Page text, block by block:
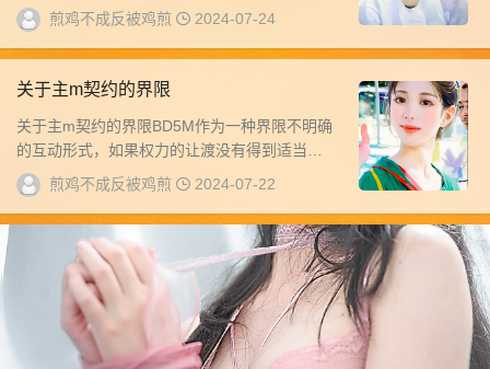
清楚地表达我个人的一些观点，不过一直没有
找...
煎鸡不成反被鸡煎 2024-07-24
关于主m契约的界限
关于主m契约的界限BD5M作为一种界限不明确
的互动形式，如果权力的让渡没有得到适当的
保护，可能会容易演变成恶意行为。需要能够
更加...
煎鸡不成反被鸡煎 2024-07-22